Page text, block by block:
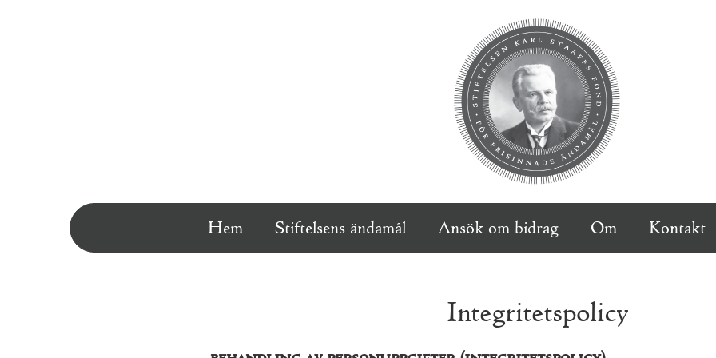
Hem Stiftelsens ändamål Ansök om bidrag Om Kontakt
Integritetspolicy